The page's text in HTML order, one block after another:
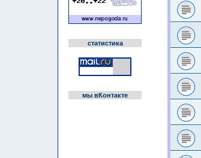
статистика
мы вКонтакте